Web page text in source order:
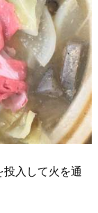
入して火を通